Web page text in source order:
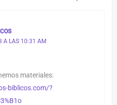
A LAS 10:31 AM
materiales:
biblicos.com/?